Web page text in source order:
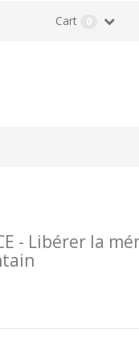
Cart 0
- Libérer la